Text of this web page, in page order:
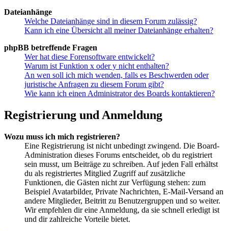
Dateianhänge
Welche Dateianhänge sind in diesem Forum zulässig?
Kann ich eine Übersicht all meiner Dateianhänge erhalten?
phpBB betreffende Fragen
Wer hat diese Forensoftware entwickelt?
Warum ist Funktion x oder y nicht enthalten?
An wen soll ich mich wenden, falls es Beschwerden oder
juristische Anfragen zu diesem Forum gibt?
Wie kann ich einen Administrator des Boards kontaktieren?
Registrierung und Anmeldung
Wozu muss ich mich registrieren?
Eine Registrierung ist nicht unbedingt zwingend. Die Board-
Administration dieses Forums entscheidet, ob du registriert
sein musst, um Beiträge zu schreiben. Auf jeden Fall erhältst
du als registriertes Mitglied Zugriff auf zusätzliche
Funktionen, die Gästen nicht zur Verfügung stehen: zum
Beispiel Avatarbilder, Private Nachrichten, E-Mail-Versand an
andere Mitglieder, Beitritt zu Benutzergruppen und so weiter.
Wir empfehlen dir eine Anmeldung, da sie schnell erledigt ist
und dir zahlreiche Vorteile bietet.